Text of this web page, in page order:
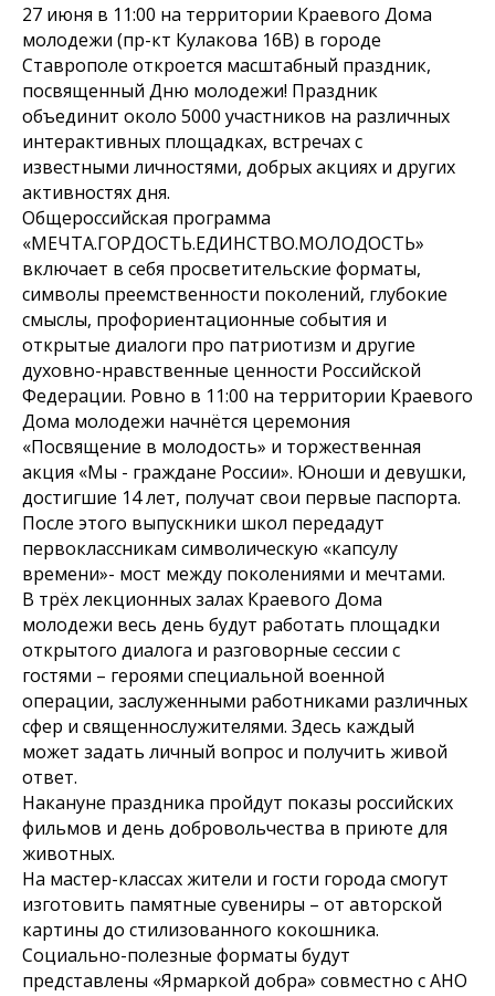
27 июня в 11:00 на территории Краевого Дома
молодежи (пр-кт Кулакова 16В) в городе
Ставрополе откроется масштабный праздник,
посвященный Дню молодежи! Праздник
объединит около 5000 участников на различных
интерактивных площадках, встречах с
известными личностями, добрых акциях и других
активностях дня.
Общероссийская программа
«МЕЧТА.ГОРДОСТЬ.ЕДИНСТВО.МОЛОДОСТЬ»
включает в себя просветительские форматы,
символы преемственности поколений, глубокие
смыслы, профориентационные события и
открытые диалоги про патриотизм и другие
духовно-нравственные ценности Российской
Федерации. Ровно в 11:00 на территории Краевого
Дома молодежи начнётся церемония
«Посвящение в молодость» и торжественная
акция «Мы - граждане России». Юноши и девушки,
достигшие 14 лет, получат свои первые паспорта.
После этого выпускники школ передадут
первоклассникам символическую «капсулу
времени»- мост между поколениями и мечтами.
В трёх лекционных залах Краевого Дома
молодежи весь день будут работать площадки
открытого диалога и разговорные сессии с
гостями – героями специальной военной
операции, заслуженными работниками различных
сфер и священнослужителями. Здесь каждый
может задать личный вопрос и получить живой
ответ.
Накануне праздника пройдут показы российских
фильмов и день добровольчества в приюте для
животных.
На мастер-классах жители и гости города смогут
изготовить памятные сувениры – от авторской
картины до стилизованного кокошника.
Социально-полезные форматы будут
представлены «Ярмаркой добра» совместно с АНО